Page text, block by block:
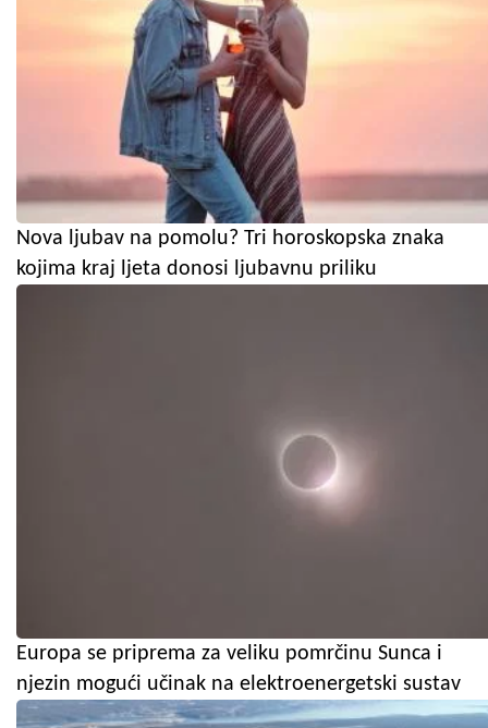
Nova ljubav na pomolu? Tri horoskopska znaka
kojima kraj ljeta donosi ljubavnu priliku
Europa se priprema za veliku pomrčinu Sunca i
njezin mogući učinak na elektroenergetski sustav